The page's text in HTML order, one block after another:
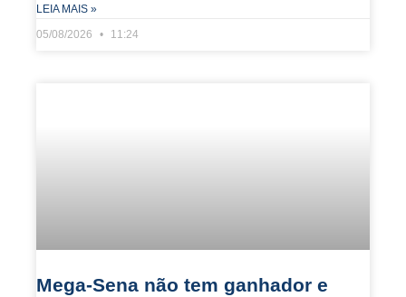
LEIA MAIS »
05/08/2026
11:24
Mega-Sena não tem ganhador e